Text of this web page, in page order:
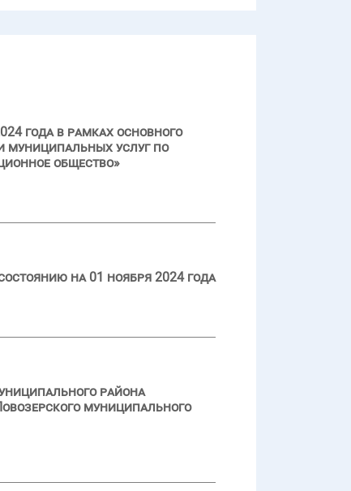
года в рамках основного
муниципальных услуг по
общество»
на 01 ноября 2024 года
района
муниципального